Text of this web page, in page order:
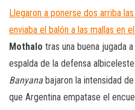
Llegaron a ponerse dos arriba
enviaba el balón a las mallas en
Mothalo tras una buena jugada
espalda de la defensa
Banyanabajaron la intensidad
que Argentina empatase el